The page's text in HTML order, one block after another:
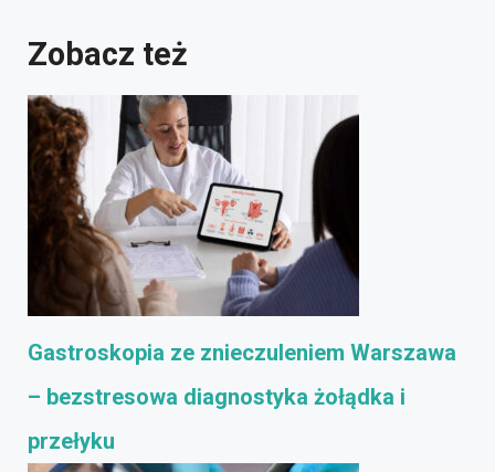
Zobacz też
Gastroskopia ze znieczuleniem Warszawa
– bezstresowa diagnostyka żołądka i
przełyku